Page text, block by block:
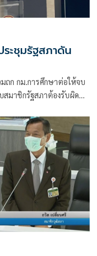
ะชุมรัฐสภาดัน
ถก กม.การศึกษาต่อให้จบ
มาชิกรัฐสภาต้องรับผิด